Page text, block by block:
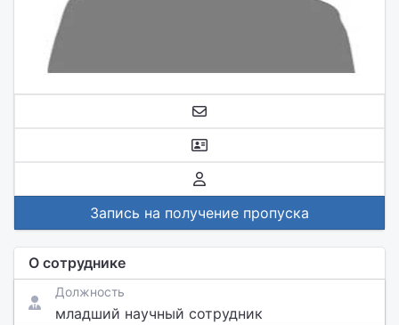
Запись на получение пропуска
О сотруднике
Должность
младший научный сотрудник